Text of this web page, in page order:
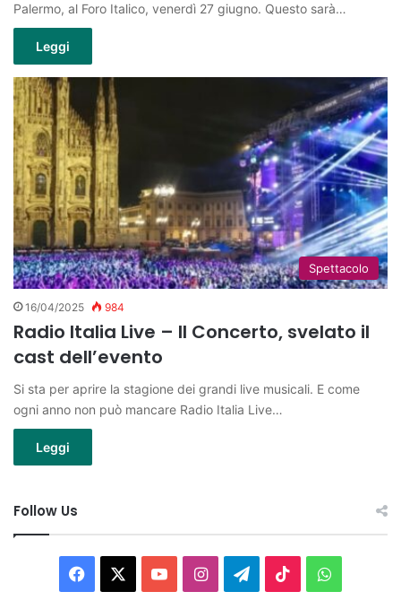
Palermo, al Foro Italico, venerdì 27 giugno. Questo sarà…
Leggi
Spettacolo
16/04/2025 984
Radio Italia Live – Il Concerto, svelato il
cast dell’evento
Si sta per aprire la stagione dei grandi live musicali. E come
ogni anno non può mancare Radio Italia Live…
Leggi
Follow Us
Facebook You InstagramTelegram
TikTok